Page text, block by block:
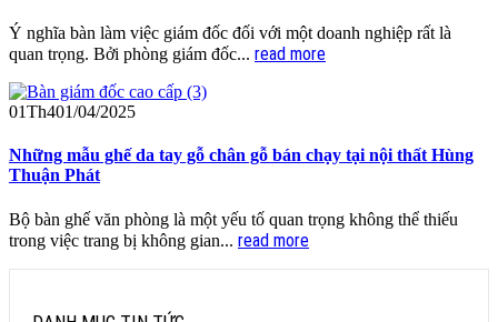
Ý nghĩa bàn làm việc giám đốc đối với một doanh nghiệp rất là
quan trọng. Bởi phòng giám đốc... read more
01Th401/04/2025
Những mẫu ghế da tay gỗ chân gỗ bán chạy tại nội thất Hùng
Thuận Phát
Bộ bàn ghế văn phòng là một yếu tố quan trọng không thể thiếu
trong việc trang bị không gian... read more